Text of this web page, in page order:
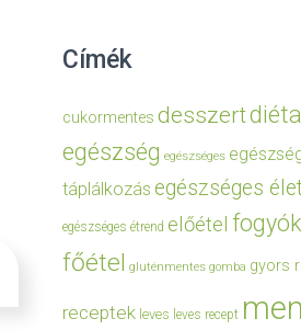
Címék
cukormentes desszertdiéta
egészség egészséges
táplálkozás egészséges
egészséges étrend előétel
főétel gluténmentes gomba gyors
receptek leves leves recept